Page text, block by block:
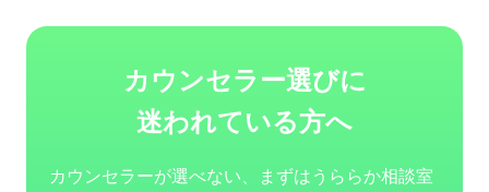
カウンセラー選びに
迷われている方へ
カウンセラーが選べない、まずはうららか相談室